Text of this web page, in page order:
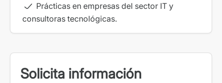
Prácticas en empresas del sector IT y
consultoras tecnológicas.
Solicita información